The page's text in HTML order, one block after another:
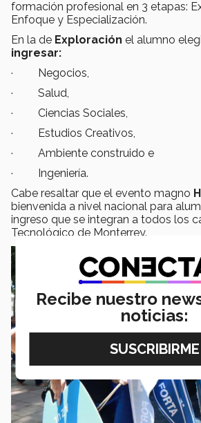
formación profesional en 3 etapas:
Enfoque y Especialización.
En la de Exploración el alumno
ingresar:
· Negocios,
· Salud,
· Ciencias Sociales,
· Estudios Creativos,
· Ambiente construido e
· Ingeniería.
Cabe resaltar que el evento magno
bienvenida a nivel nacional para
ingreso que se integran a todos los
Tecnológico de Monterrey.
Recibe nuestro
noticias: